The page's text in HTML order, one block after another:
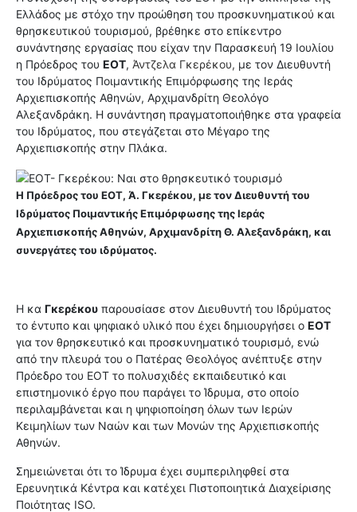
Ελλάδος με στόχο την προώθηση του προσκυνηματικού και
θρησκευτικού τουρισμού, βρέθηκε στο επίκεντρο
συνάντησης εργασίας που είχαν την Παρασκευή 19 Ιουλίου
η Πρόεδρος του ΕΟΤ, Άντζελα Γκερέκου, με τον Διευθυντή
του Ιδρύματος Ποιμαντικής Επιμόρφωσης της Ιεράς
Αρχιεπισκοπής Αθηνών, Αρχιμανδρίτη Θεολόγο
Αλεξανδράκη. Η συνάντηση πραγματοποιήθηκε στα γραφεία
του Ιδρύματος, που στεγάζεται στο Μέγαρο της
Αρχιεπισκοπής στην Πλάκα.
Η Πρόεδρος του ΕΟΤ, Ά. Γκερέκου, με τον Διευθυντή του
Ιδρύματος Ποιμαντικής Επιμόρφωσης της Ιεράς
Αρχιεπισκοπής Αθηνών, Αρχιμανδρίτη Θ. Αλεξανδράκη, και
συνεργάτες του ιδρύματος.
Η κα Γκερέκου παρουσίασε στον Διευθυντή του Ιδρύματος
το έντυπο και ψηφιακό υλικό που έχει δημιουργήσει ο ΕΟΤ
για τον θρησκευτικό και προσκυνηματικό τουρισμό, ενώ
από την πλευρά του ο Πατέρας Θεολόγος ανέπτυξε στην
Πρόεδρο του ΕΟΤ το πολυσχιδές εκπαιδευτικό και
επιστημονικό έργο που παράγει το Ίδρυμα, στο οποίο
περιλαμβάνεται και η ψηφιοποίηση όλων των Ιερών
Κειμηλίων των Ναών και των Μονών της Αρχιεπισκοπής
Αθηνών.
Σημειώνεται ότι το Ίδρυμα έχει συμπεριληφθεί στα
Ερευνητικά Κέντρα και κατέχει Πιστοποιητικά Διαχείρισης
Ποιότητας ISO.